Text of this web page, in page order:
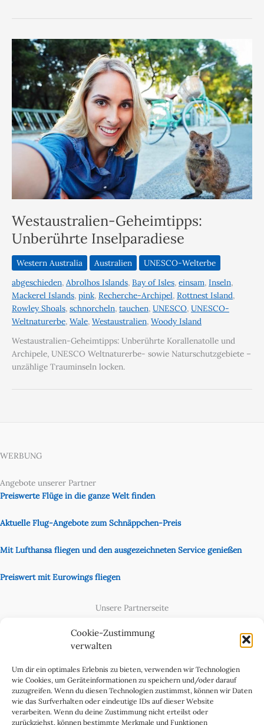
Cookie-Zustimmung
verwalten
Um dir ein optimales Erlebnis zu bieten, verwenden wir Technologien
wie Cookies, um Geräteinformationen zu speichern und/oder darauf
zuzugreifen. Wenn du diesen Technologien zustimmst, können wir Daten
wie das Surfverhalten oder eindeutige IDs auf dieser Website
verarbeiten. Wenn du deine Zustimmung nicht erteilst oder
zurückziehst, können bestimmte Merkmale und Funktionen
Westaustralien-Geheimtipps:
Unberührte Inselparadiese
Western Australia Australien
UNESCO-Welterbe
abgeschieden, Abrolhos Islands, Bay of Isles, einsam, Inseln,
Mackerel Islands, pink, Recherche-Archipel, Rottnest Island,
Rowley Shoals, schnorcheln, tauchen, UNESCO, UNESCO-
Weltnaturerbe, Wale, Westaustralien, Woody Island
Westaustralien-Geheimtipps: Unberührte Korallenatolle und
Archipele, UNESCO Weltnaturerbe- sowie Naturschutzgebiete –
unzählige Trauminseln locken.
WERBUNG
Angebote unserer Partner
Preiswerte Flüge in die ganze Welt finden
Aktuelle Flug-Angebote zum Schnäppchen-Preis
Mit Lufthansa fliegen und den ausgezeichneten Service genießen
Preiswert mit Eurowings fliegen
Unsere Partnerseite